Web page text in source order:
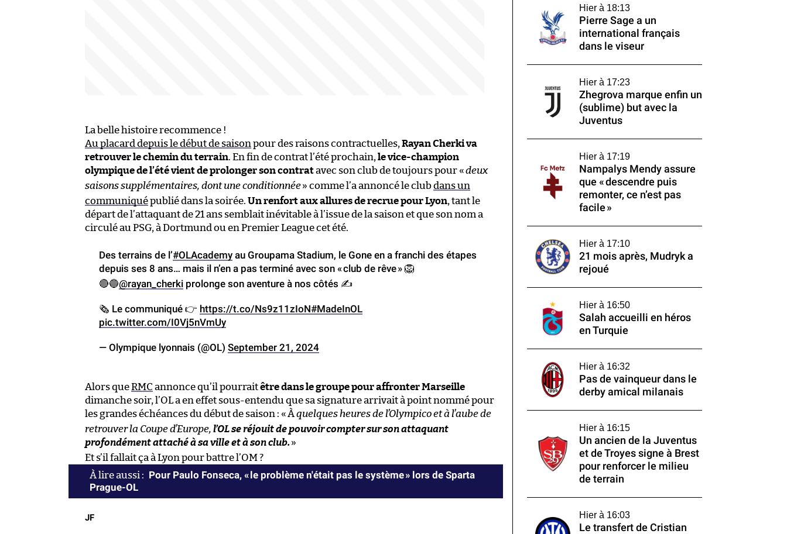
La belle histoire recommence !
Au placard depuis le début de saison pour des raisons contractuelles, Rayan Cherki va
retrouver le chemin du terrain. En fin de contrat l’été prochain, le vice-champion
olympique de l’été vient de prolonger son contratavec son club de toujours pour «deux
saisons supplémentaires, dont une conditionnée» comme l’a annoncé le clubdans un
communiquépublié dans la soirée. Un renfort aux allures de recrue pour Lyon, tant le
départ de l’attaquant de 21 ans semblait inévitable à l’issue de la saison et que son nom a
circulé au PSG, à Dortmund ou en Premier League cet été.
Des terrains de l’#OLAcademy au Groupama Stadium, le Gone en a franchi des étapes
depuis ses 8 ans… mais il n’en a pas terminé avec son «club de rêve» 🦁
🔴🔵@rayan_cherki prolonge son aventure à nos côtés ✍
🗞 Le communiqué 👉 https://t.co/Ns9z11zIoN#MadeInOL
pic.twitter.com/I0Vj5nVmUy
— Olympique lyonnais (@OL) September 21, 2024
Alors queRMC annonce qu’il pourraitêtre dans le groupe pour affronter Marseille
dimanche soir, l’OL a en effet sous-entendu que sa signature arrivait à point nommé pour
les grandes échéances du début de saison : «Àquelques heures de l’Olympico et à l’aube de
retrouver la Coupe d’Europe, l’OL se réjouit de pouvoir compter sur son attaquant
profondément attaché à sa ville et à son club. »
Et s’il fallait ça à Lyon pour battre l’OM ?
Pour Paulo Fonseca, « le problème n'était pas le système » lors de Sparta
Prague-OL
JF
Hier à 18:13
Pierre Sage a un
international français
dans le viseur
Hier à 17:23
Zhegrova marque enfin un
(sublime) but avec la
Juventus
Hier à 17:19
Nampalys Mendy assure
que « descendre puis
remonter, ce n’est pas
facile »
Hier à 17:10
21 mois après, Mudryk a
rejoué
Hier à 16:50
Salah accueilli en héros
en Turquie
Hier à 16:32
Pas de vainqueur dans le
derby amical milanais
Hier à 16:15
Un ancien de la Juventus
et de Troyes signe à Brest
pour renforcer le milieu
de terrain
Hier à 16:03
Le transfert de Cristian